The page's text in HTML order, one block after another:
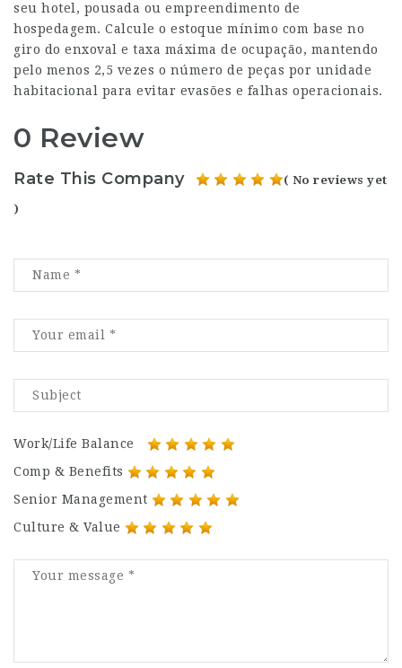
seu hotel, pousada ou empreendimento de
hospedagem. Calcule o estoque mínimo com base no
giro do enxoval e taxa máxima de ocupação, mantendo
pelo menos 2,5 vezes o número de peças por unidade
habitacional para evitar evasões e falhas operacionais.
0 Review
Rate This Company ( No reviews yet
)
Work/Life Balance
Comp & Benefits
Senior Management
Culture & Value